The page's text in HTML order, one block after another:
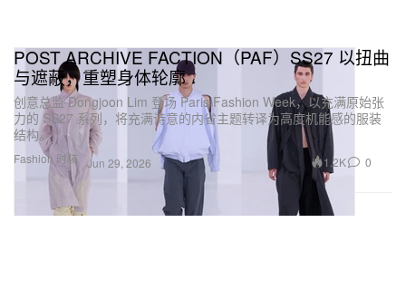
Fashion 时装
POST ARCHIVE FACTION（PAF）SS27 以扭曲
与遮蔽，重塑身体轮廓
创意总监 Dongjoon Lim 登场 Paris Fashion Week，以充满原始张
力的 SS27 系列，将充满诗意的内省主题转译为高度机能感的服装
结构。
Jun 29, 2026 1.2K 0